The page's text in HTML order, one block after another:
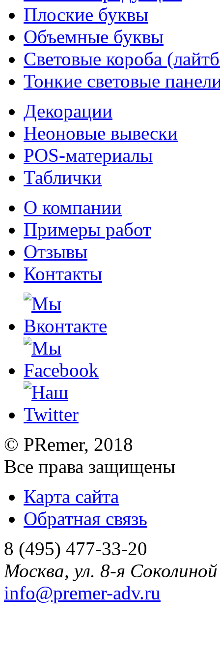
Плоские буквы
Объемные буквы
Световые короба
Тонкие световые
Декорации
Неоновые вывески
POS-материалы
Таблички
О компании
Примеры работ
Отзывы
Контакты
© PRemer, 2018
Все права защищены
Карта сайта
Обратная связь
8 (495) 477-33-20
Москва, ул. 8-я
info@premer-adv.ru